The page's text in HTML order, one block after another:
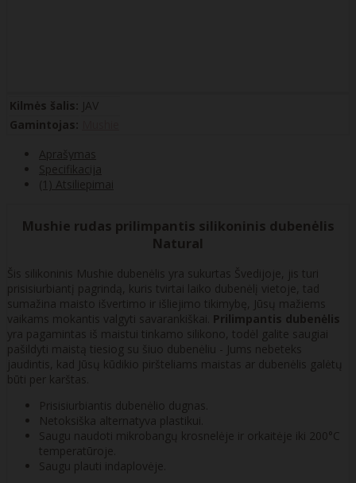
Kilmės šalis: JAV
Gamintojas:
Aprašymas
Specifikacija
(1) Atsiliepimai
Mushie rudas prilimpantis silikoninis dubenėlis
Natural
Šis silikoninis Mushie dubenėlis yra sukurtas Švedijoje, jis turi
prisisiurbiantį pagrindą, kuris tvirtai laiko dubenėlį vietoje, tad
sumažina maisto išvertimo ir išliejimo tikimybę, Jūsų mažiems
vaikams mokantis valgyti savarankiškai. Prilimpantis dubenėlis
yra pagamintas iš maistui tinkamo silikono, todėl galite saugiai
pašildyti maistą tiesiog su šiuo dubenėliu - Jums nebeteks
jaudintis, kad Jūsų kūdikio piršteliams maistas ar dubenėlis galėtų
būti per karštas.
Prisisiurbiantis dubenėlio dugnas.
Netoksiška alternatyva plastikui.
Saugu naudoti mikrobangų krosnelėje ir orkaitėje iki 200°C
temperatūroje.
Saugu plauti indaplovėje.